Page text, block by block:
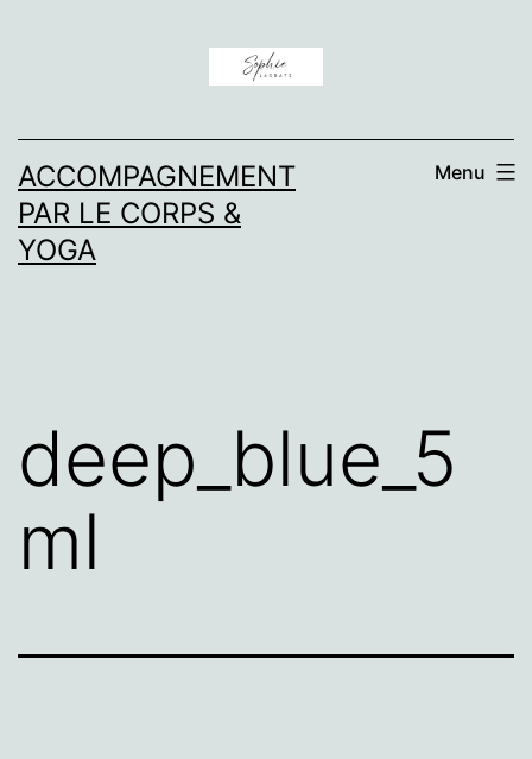
ACCOMPAGNEMENT
PAR LE CORPS &
YOGA
Menu
deep_blue_5
ml